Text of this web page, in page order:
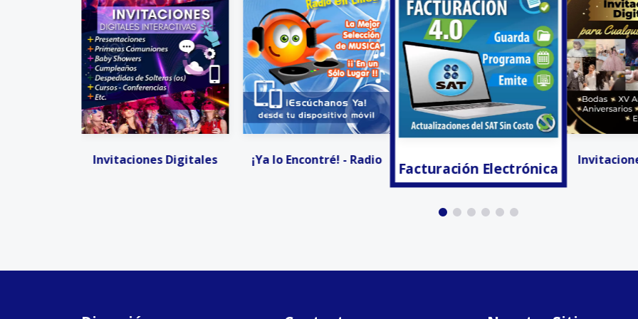
¡Ya lo Encontré! - Radio Facturación Electrónica Invitaciones Digitales